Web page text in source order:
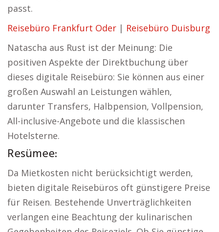
passt.
Reisebüro Frankfurt Oder | Reisebüro Duisburg
Natascha aus Rust ist der Meinung: Die
positiven Aspekte der Direktbuchung über
dieses digitale Reisebüro: Sie können aus einer
großen Auswahl an Leistungen wählen,
darunter Transfers, Halbpension, Vollpension,
All-inclusive-Angebote und die klassischen
Hotelsterne.
Resümee:
Da Mietkosten nicht berücksichtigt werden,
bieten digitale Reisebüros oft günstigere Preise
für Reisen. Bestehende Unverträglichkeiten
verlangen eine Beachtung der kulinarischen